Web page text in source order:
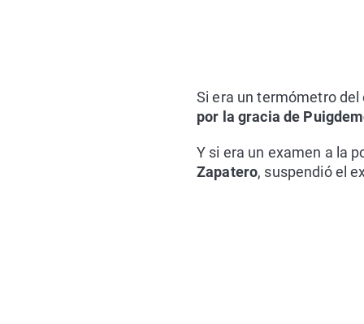
Si era un termómetro
por la gracia de
Y si era un examen a la
Zapatero, suspendió el